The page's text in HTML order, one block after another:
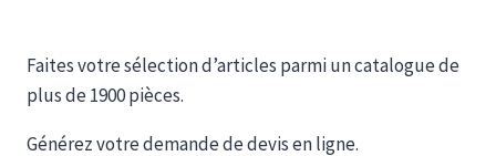
Faites votre sélection d’articles parmi un catalogue de
plus de 1900 pièces.
Générez votre demande de devis en ligne.